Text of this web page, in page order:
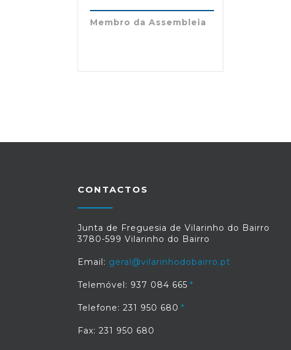
Membro da Assembleia
CONTACTOS
Junta de Freguesia de Vilarinho do Bairro
3780-599 Vilarinho do Bairro
Email: geral@vilarinhodobairro.pt
Telemóvel: 937 084 665
Telefone: 231 950 680
Fax: 231 950 680